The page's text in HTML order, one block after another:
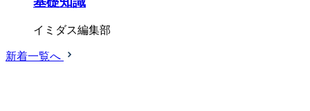
イミダス編集部
新着一覧へ